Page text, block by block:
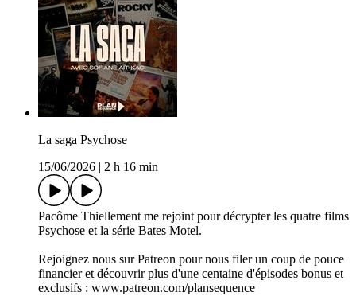
La saga Psychose
15/06/2026
2 h 16 min
Pacôme Thiellement me rejoint pour décrypter les quatre films
Psychose et la série Bates Motel.
Rejoignez nous sur Patreon pour nous filer un coup de pouce
financier et découvrir plus d'une centaine d'épisodes bonus et
exclusifs : www.patreon.com/plansequence